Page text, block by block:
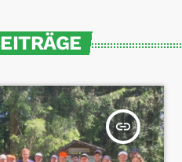
insert_link